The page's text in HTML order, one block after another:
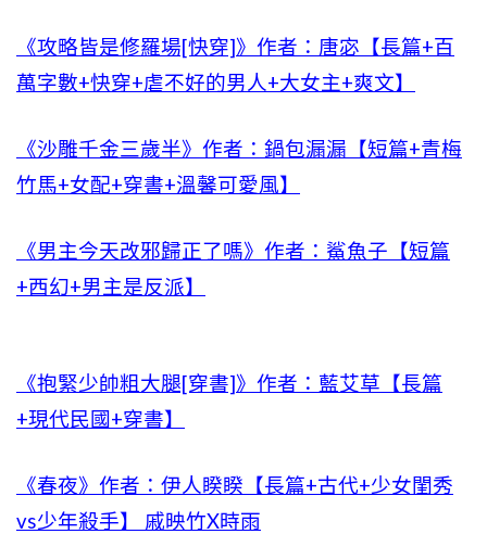
《攻略皆是修羅場[快穿]》作者：唐宓【長篇+百
萬字數+快穿+虐不好的男人+大女主+爽文】
《沙雕千金三歲半》作者：鍋包漏漏【短篇+青梅
竹馬+女配+穿書+溫馨可愛風】
《男主今天改邪歸正了嗎》作者：鯊魚子【短篇
+西幻+男主是反派】
《抱緊少帥粗大腿[穿書]》作者：藍艾草【長篇
+現代民國+穿書】
《春夜》作者：伊人睽睽【長篇+古代+少女閨秀
vs少年殺手】 戚映竹X時雨